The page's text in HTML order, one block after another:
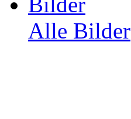
Alle Bilder